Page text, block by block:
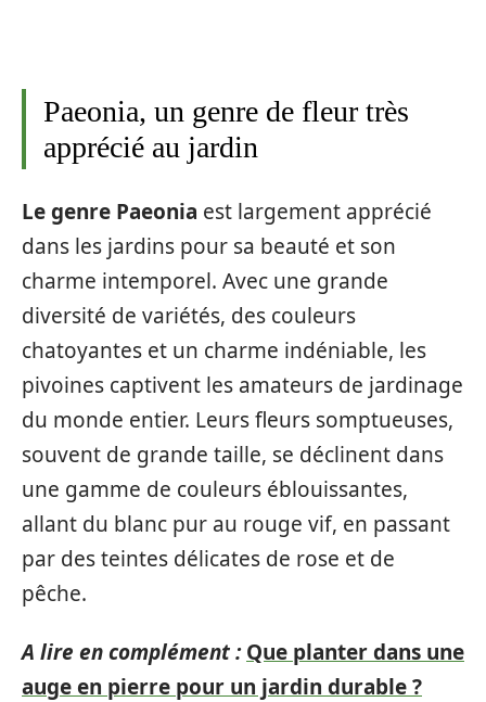
Paeonia, un genre de fleur très
apprécié au jardin
Le genre Paeonia est largement apprécié
dans les jardins pour sa beauté et son
charme intemporel. Avec une grande
diversité de variétés, des couleurs
chatoyantes et un charme indéniable, les
pivoines captivent les amateurs de jardinage
du monde entier. Leurs fleurs somptueuses,
souvent de grande taille, se déclinent dans
une gamme de couleurs éblouissantes,
allant du blanc pur au rouge vif, en passant
par des teintes délicates de rose et de
pêche.
A lire en complément : Que planter dans une
auge en pierre pour un jardin durable ?